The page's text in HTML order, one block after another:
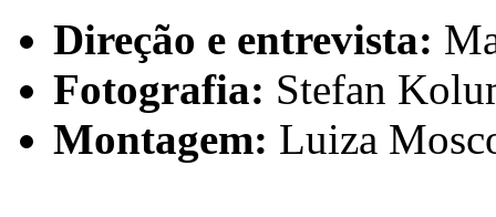
Direção e entrevista:
Fotografia: Stefan
Montagem: Luiza